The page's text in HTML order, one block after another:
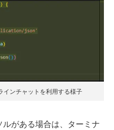
インチャットを利用する様子
がある場合は、ターミナ